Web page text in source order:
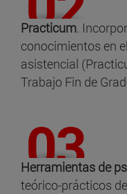
Practicum.
conocimientos en
asistencial
Trabajo Fin de
Herramientas de
teórico-prácticos